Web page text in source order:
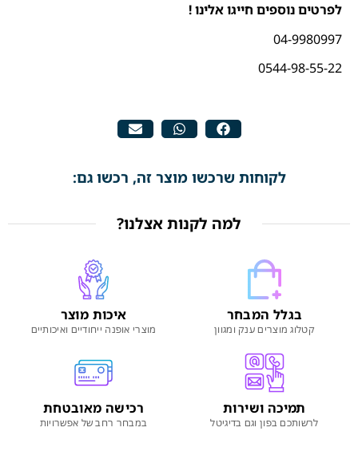
לפרטים נוספים חייגו אלינו !
04-9980997
0544-98-55-22
לקוחות שרכשו מוצר זה, רכשו גם:
למה לקנות אצלנו?
בגלל המבחר
קטלוג מוצרים ענק ומגוון
איכות מוצר
מוצרי אופנה ייחודיים ואיכותיים
תמיכה ושירות
לרשותכם בפון וגם בדיגיטל
רכישה מאובטחת
במבחר רחב של אפשרויות